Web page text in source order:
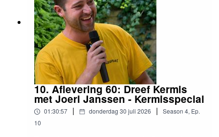
10. Aflevering 60: Dreef Kermis
met Joeri Janssen - Kermisspecial
01:30:57 | donderdag 30 juli 2026 | Season 4, Ep.
10